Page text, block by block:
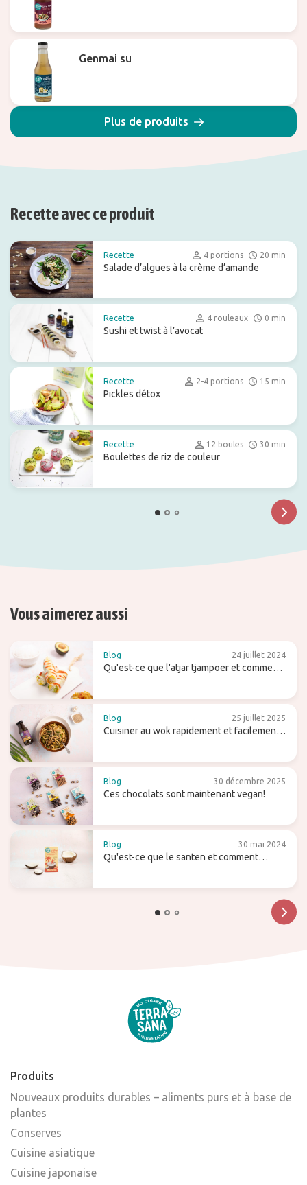
Genmai su
Plus de produits
Recette avec ce produit
Recette 4 portions 20 min
Salade d’algues à la crème d’amande
Recette 4 rouleaux 0 min
Sushi et twist à l’avocat
Recette 2-4 portions 15 min
Pickles détox
Recette 12 boules 30 min
Boulettes de riz de couleur
Vous aimerez aussi
Blog 24 juillet 2024
Qu'est-ce que l'atjar tjampoer et comment
Blog 25 juillet 2025
Cuisiner au wok rapidement et facilement -
Blog 30 décembre 2025
Ces chocolats sont maintenant vegan!
Blog 30 mai 2024
Qu'est-ce que le santen et comment
Produits
Nouveaux produits durables – aliments purs et à base de
plantes
Conserves
Cuisine asiatique
Cuisine japonaise